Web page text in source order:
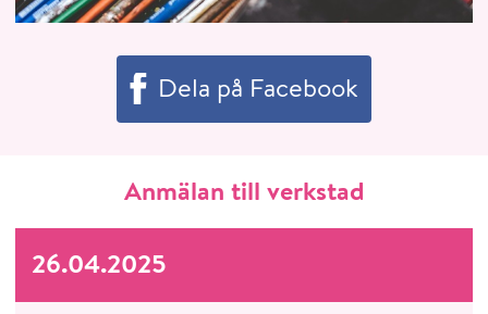
Dela på Facebook
Anmälan till verkstad
26.04.2025